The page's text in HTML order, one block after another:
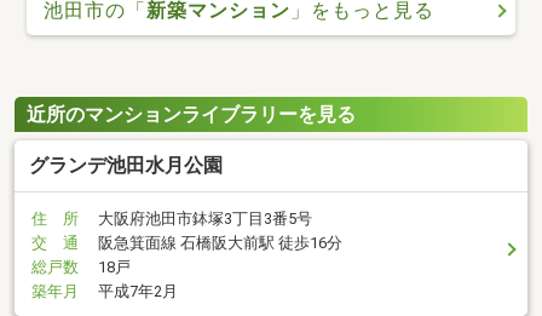
池田市の「新築マンション 」をもっと見る
近所のマンションライブラリーを見る
グランデ池田水月公園
住 所
大阪府池田市鉢塚3丁目3番5号
交 通
阪急箕面線 石橋阪大前駅 徒歩16分
総戸数
18戸
築年月
平成7年2月